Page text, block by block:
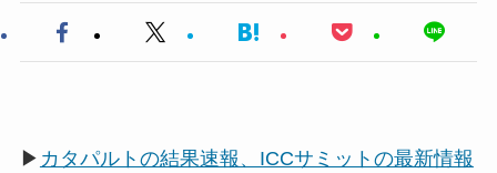
▶ カタパルトの結果速報、ICCサミットの最新情報